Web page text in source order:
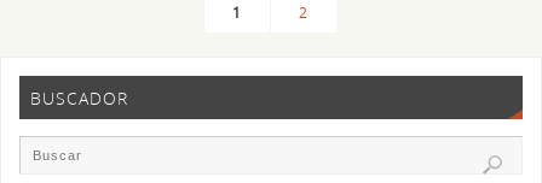
1 2
BUSCADOR